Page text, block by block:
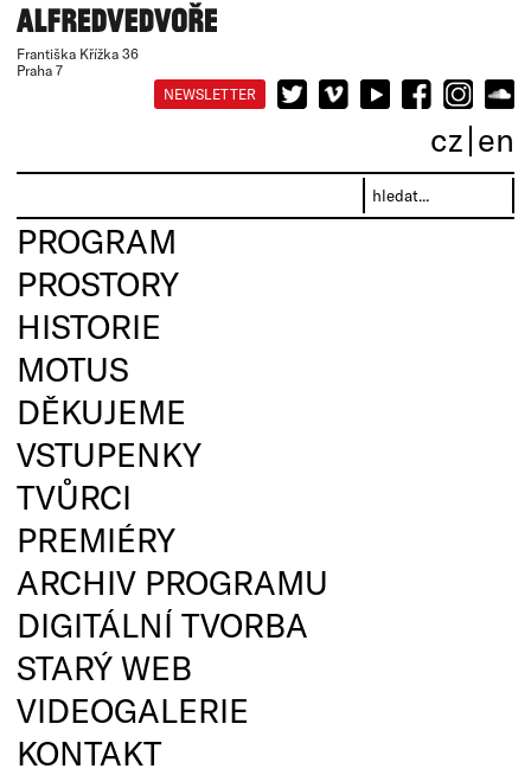
Františka Křížka 36
Praha 7
NEWSLETTER
cz en
PROGRAM
PROSTORY
HISTORIE
MOTUS
DĚKUJEME
VSTUPENKY
TVŮRCI
PREMIÉRY
ARCHIV PROGRAMU
DIGITÁLNÍ TVORBA
STARÝ WEB
VIDEOGALERIE
KONTAKT